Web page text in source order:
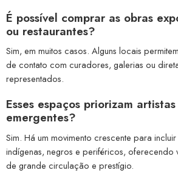
É possível comprar as obras
ou restaurantes?
Sim, em muitos casos. Alguns locais
de contato com curadores, galerias ou
representados.
Esses espaços priorizam
emergentes?
Sim. Há um movimento crescente para
indígenas, negros e periféricos, oferecendo
de grande circulação e prestígio.